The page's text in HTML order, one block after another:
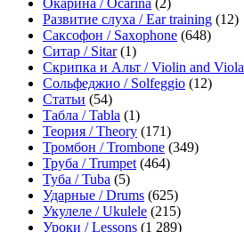
Окарина / Ocarina (2)
Развитие слуха / Ear training (12)
Саксофон / Saxophone (648)
Ситар / Sitar(1)
Скрипка и Альт / Violin and Viola
Сольфеджио / Solfeggio (12)
Статьи (54)
Табла / Tabla (1)
Теория / Theory (171)
Тромбон / Trombone (349)
Труба / Trumpet (464)
Туба / Tuba (5)
Ударные / Drums (625)
Укулеле / Ukulele (215)
Уроки / Lessons (1 289)